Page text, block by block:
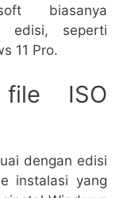
biasanya
edisi, seperti
11 Pro.
ISO
dengan edisi
instalasi yang